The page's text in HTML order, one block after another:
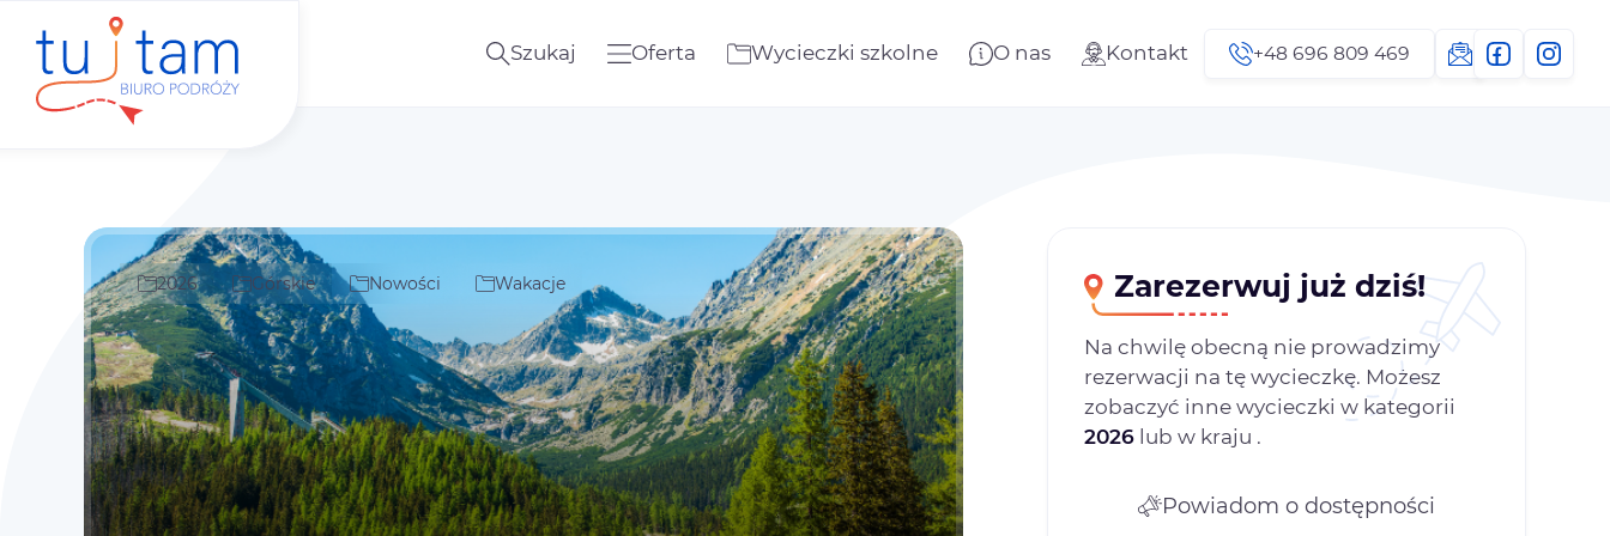
Szukaj Oferta Wycieczki szkolne O nas Kontakt +48 696 809 469
2026 Górskie Nowości Wakacje Zarezerwuj już dziś!
Na chwilę obecną nie prowadzimy
rezerwacji na tę wycieczkę. Możesz
zobaczyć inne wycieczki w kategorii
2026 lub w kraju .
Powiadom o dostępności